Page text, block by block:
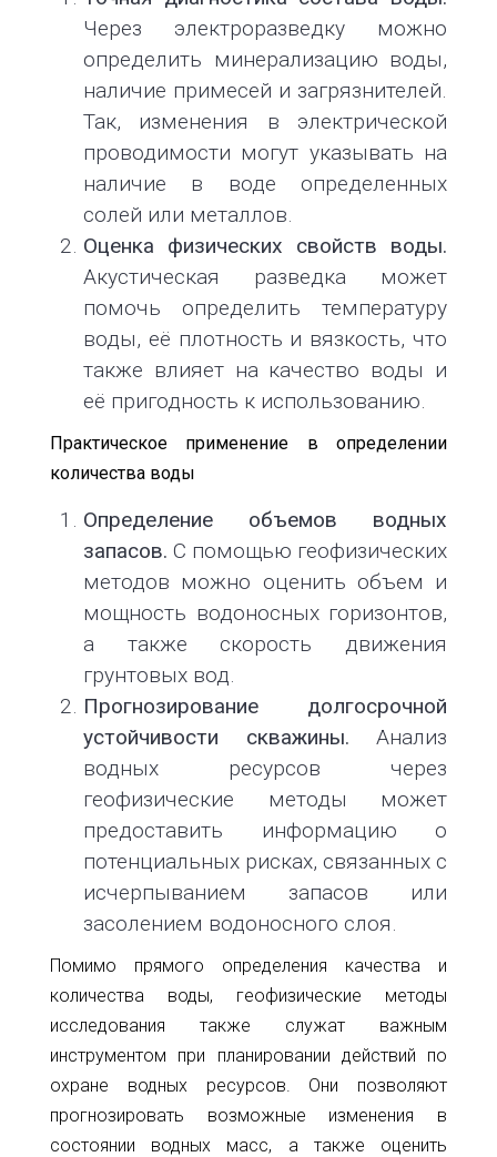
Через электроразведку можно
определить минерализацию воды,
наличие примесей и загрязнителей.
Так, изменения в электрической
проводимости могут указывать на
наличие в воде определенных
солей или металлов.
Оценка физических свойств воды.
Акустическая разведка может
помочь определить температуру
воды, её плотность и вязкость, что
также влияет на качество воды и
её пригодность к использованию.
Практическое применение в определении
количества воды
Определение объемов водных
запасов. С помощью геофизических
методов можно оценить объем и
мощность водоносных горизонтов,
а также скорость движения
грунтовых вод.
Прогнозирование долгосрочной
устойчивости скважины. Анализ
водных ресурсов через
геофизические методы может
предоставить информацию о
потенциальных рисках, связанных с
исчерпыванием запасов или
засолением водоносного слоя.
Помимо прямого определения качества и
количества воды, геофизические методы
исследования также служат важным
инструментом при планировании действий по
охране водных ресурсов. Они позволяют
прогнозировать возможные изменения в
состоянии водных масс, а также оценить